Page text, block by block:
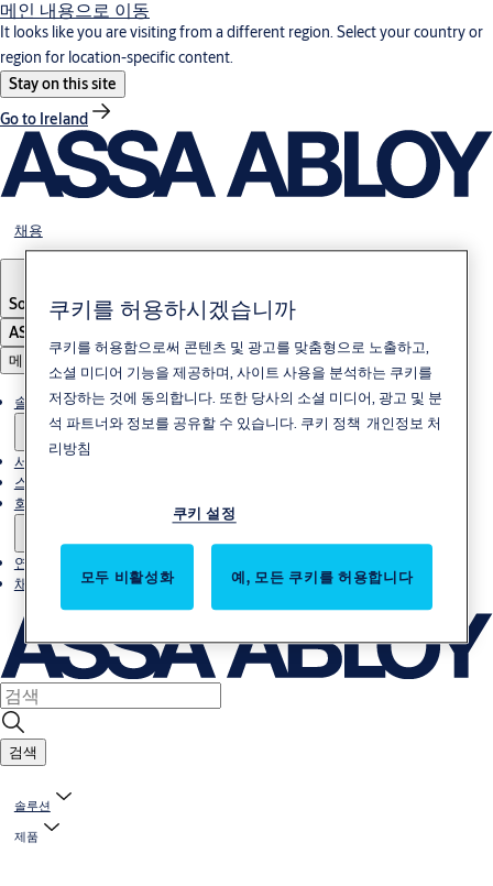
메인 내용으로 이동
It looks like you are visiting from a different region. Select your country or
region for location-specific content.
Stay on this site
Go to Ireland
채용
South Korea ·한국어
ASSA ABLOY Group
메뉴
솔루션
서비스
스토리
회사소개
연락처
채용
검색
솔루션
제품
쿠키를 허용하시겠습니까
쿠키를 허용함으로써 콘텐츠 및 광고를 맞춤형으로 노출하고,
소셜 미디어 기능을 제공하며, 사이트 사용을 분석하는 쿠키를
저장하는 것에 동의합니다. 또한 당사의 소셜 미디어, 광고 및 분
석 파트너와 정보를 공유할 수 있습니다. 쿠키 정책 개인정보 처
리방침
쿠키 설정
모두 비활성화 예, 모든 쿠키를 허용합니다